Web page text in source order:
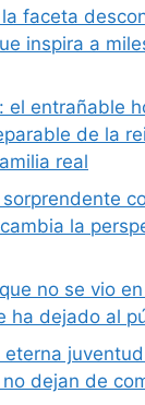
faceta
inspira a
el entrañable
de la
real
la
no se vio
ha dejado al
eterna
dejan de